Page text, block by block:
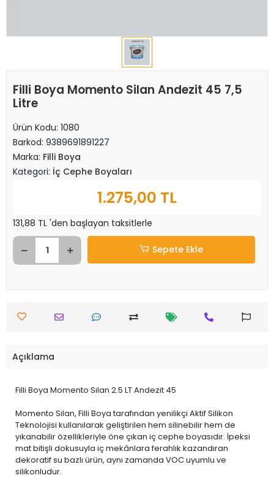
Filli Boya Momento Silan Andezit 45 7,5
Litre
Ürün Kodu: 1080
Barkod: 9389691891227
Marka: Filli Boya
Kategori: İç Cephe Boyaları
1.275,00 TL
131,88 TL 'den başlayan taksitlerle
Sepete Ekle
Açıklama
Filli Boya Momento Silan 2.5 LT Andezit 45
Momento Silan, Filli Boya tarafından yenilikçi Aktif Silikon
Teknolojisi kullanılarak geliştirilen hem silinebilir hem de
yıkanabilir özellikleriyle öne çıkan iç cephe boyasıdır. İpeksi
mat bitişli dokusuyla iç mekânlara ferahlık kazandıran
dekoratif su bazlı ürün, aynı zamanda VOC uyumlu ve
silikonludur.